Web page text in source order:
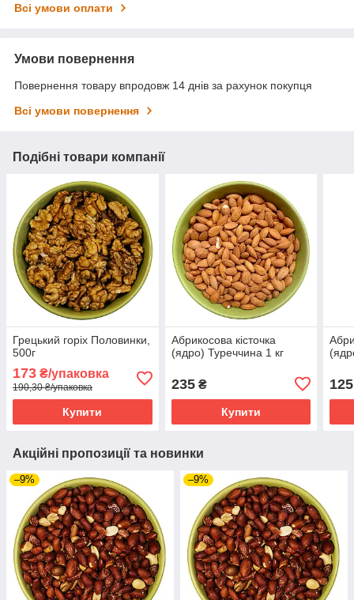
Всі умови оплати
Умови повернення
Повернення товару впродовж 14 днів за рахунок покупця
Всі умови повернення
Подібні товари компанії
Грецький горіх Половинки,
500г
173 ₴/упаковка
190,30 ₴/упаковка
Купити
Абрикосова кісточка
(ядро) Туреччина 1 кг
235₴
Купити
125
Акційні пропозиції та новинки
–9% –9%